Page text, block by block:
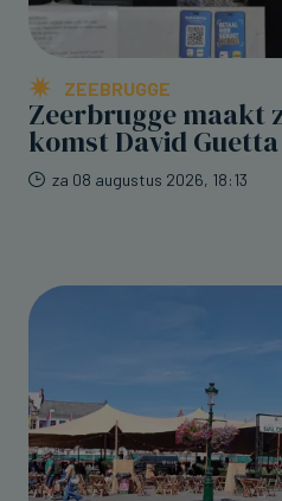
ZEEBRUGGE
Zeerbrugge maakt
komst David
za 08 augustus 2026, 18:13